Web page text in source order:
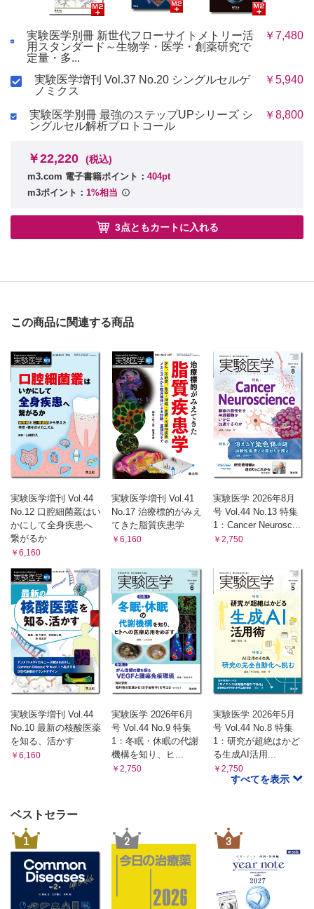
実験医学別冊 新世代フローサイトメトリー活
用スタンダード～生物学・医学・創薬研究で
定量・多...
￥7,480
実験医学増刊 Vol.37 No.20 シングルセルゲ
ノミクス
￥5,940
実験医学別冊 最強のステップUPシリーズ シ
ングルセル解析プロトコール
￥8,800
￥22,220 (税込)
m3.com 電子書籍ポイント： 404pt
m3ポイント： 1%相当
3点ともカートに入れる
この商品に関連する商品
実験医学増刊 Vol.44
No.12 口腔細菌叢はい
かにして全身疾患へ
繋がるか
￥6,160
実験医学増刊 Vol.41
No.17 治療標的がみえ
てきた脂質疾患学
￥6,160
実験医学 2026年8月
号 Vol.44 No.13 特集
1：Cancer Neurosc...
￥2,750
実験医学増刊 Vol.44
No.10 最新の核酸医薬
を知る、活かす
￥6,160
実験医学 2026年6月
号 Vol.44 No.9 特集
1：冬眠・休眠の代謝
機構を知り、ヒ...
￥2,750
実験医学 2026年5月
号 Vol.44 No.8 特集
1：研究が超絶はかど
る生成AI活用...
￥2,750
すべてを表示
ベストセラー
1 2 3